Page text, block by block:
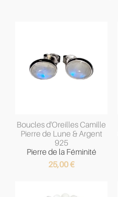
Boucles d'Oreilles Camille
Pierre de Lune & Argent
925
Pierre de la Féminité
25,00€